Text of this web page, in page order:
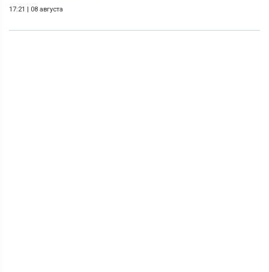
17:21 | 08 августа